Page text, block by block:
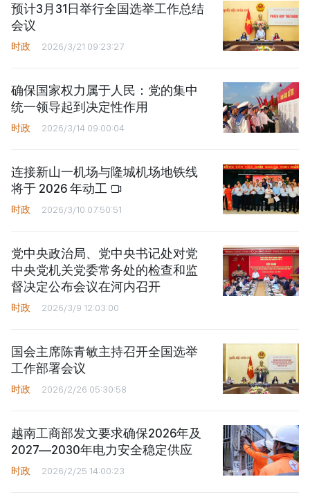
预计3月31日举行全国选举工作总结
会议
时政 2026/3/21 09:23:27
确保国家权力属于人民：党的集中
统一领导起到决定性作用
时政 2026/3/14 09:00:04
连接新山一机场与隆城机场地铁线
将于 2026 年动工
时政 2026/3/10 07:50:51
党中央政治局、党中央书记处对党
中央党机关党委常务处的检查和监
督决定公布会议在河内召开
时政 2026/3/9 12:03:00
国会主席陈青敏主持召开全国选举
工作部署会议
时政 2026/2/26 05:30:58
越南工商部发文要求确保2026年及
2027—2030年电力安全稳定供应
时政 2026/2/25 14:00:23